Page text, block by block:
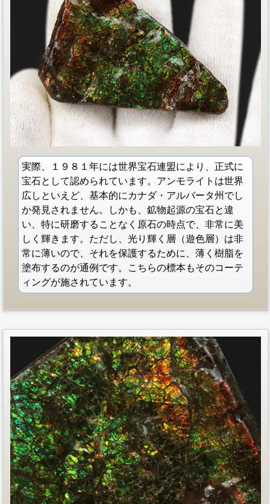
実際、１９８１年には世界宝石連盟により、正式に
宝石として認められています。アンモライトは世界
広しといえど、基本的にカナダ・アルバータ州でし
か発見されません。しかも、鉱物起源の宝石と違
い、特に研磨することなく原石の時点で、非常に美
しく輝きます。ただし、光り輝く層（遊色層）は非
常に薄いので、それを保護するために、薄く樹脂を
塗布するのが通例です。こちらの標本もそのコーテ
ィングが施されています。